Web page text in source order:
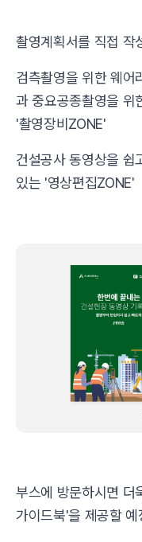
촬영계획서를 직접 작
검측촬영을 위한 웨어
과 중요공종촬영을
'촬영장비ZONE'
건설공사 동영상을 쉽
있는 '영상편집ZONE'
부스에 방문하시면 더
가이드북'을 제공할 예